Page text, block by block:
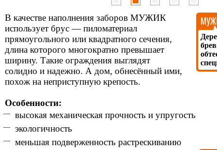
В качестве наполнения заборов МУЖИК
использует брус — пиломатериал
прямоугольного или квадратного сечения,
длина которого многократно превышает
ширину. Такие ограждения выглядят
солидно и надежно. А дом, обнесённый ими,
похож на неприступную крепость.
Особенности:
высокая механическая прочность и упругость
экологичность
меньшая подверженность растрескиванию